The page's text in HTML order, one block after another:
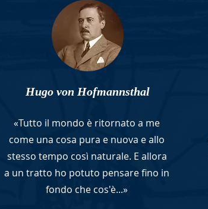
Hugo von Hofmannsthal
«Tutto il mondo è ritornato a me
come una cosa pura e nuova e allo
stesso tempo così naturale. E allora
a un tratto ho potuto pensare fino in
fondo che cos'è...»